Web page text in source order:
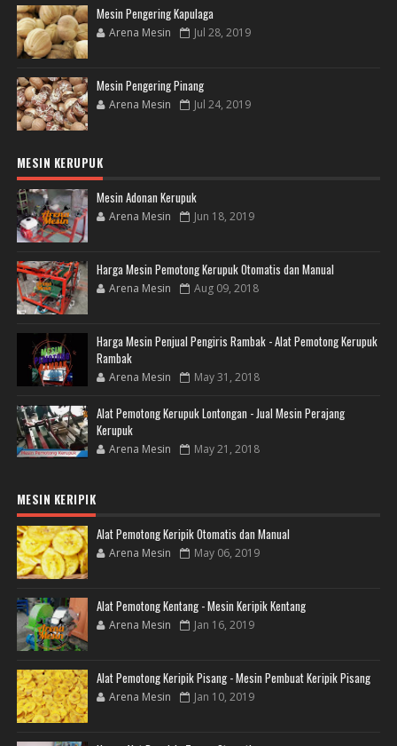
Mesin Pengering Kapulaga
Arena Mesin Jul 28, 2019
Mesin Pengering Pinang
Arena Mesin Jul 24, 2019
MESIN KERUPUK
Mesin Adonan Kerupuk
Arena Mesin Jun 18, 2019
Harga Mesin Pemotong Kerupuk Otomatis dan Manual
Arena Mesin Aug 09, 2018
Harga Mesin Penjual Pengiris Rambak - Alat Pemotong Kerupuk
Rambak
Arena Mesin May 31, 2018
Alat Pemotong Kerupuk Lontongan - Jual Mesin Perajang
Kerupuk
Arena Mesin May 21, 2018
MESIN KERIPIK
Alat Pemotong Keripik Otomatis dan Manual
Arena Mesin May 06, 2019
Alat Pemotong Kentang - Mesin Keripik Kentang
Arena Mesin Jan 16, 2019
Alat Pemotong Keripik Pisang - Mesin Pembuat Keripik Pisang
Arena Mesin Jan 10, 2019